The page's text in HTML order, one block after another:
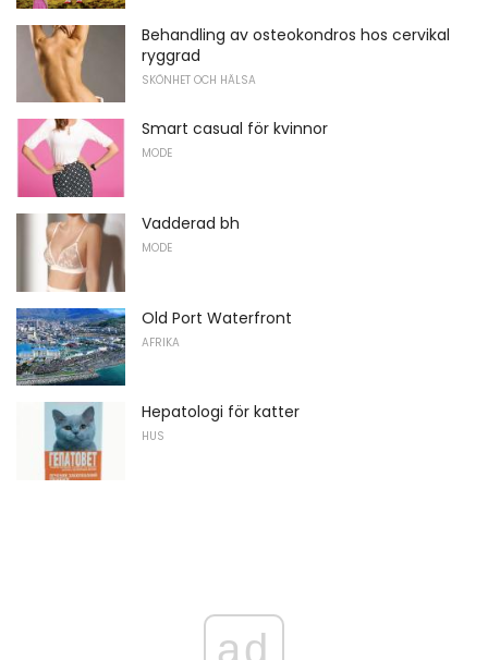
Behandling av osteokondros hos cervikal
ryggrad
SKÖNHET OCH HÄLSA
Smart casual för kvinnor
MODE
Vadderad bh
MODE
Old Port Waterfront
AFRIKA
Hepatologi för katter
HUS
ad